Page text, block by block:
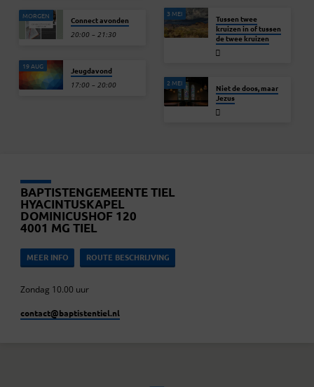
MORGEN Connect avonden
20:00 – 21:30
19 AUG Jeugdavond
17:00 – 20:00
3 MEI
Tussen twee
kruizen in of tussen
de twee kruizen
2 MEI
Niet de doos, maar
Jezus
BAPTISTENGEMEENTE TIEL
HYACINTUSKAPEL
DOMINICUSHOF 120
4001 MG TIEL
MEER INFO ROUTE BESCHRIJVING
Zondag 10.00 uur
contact​@baptistentiel.nl